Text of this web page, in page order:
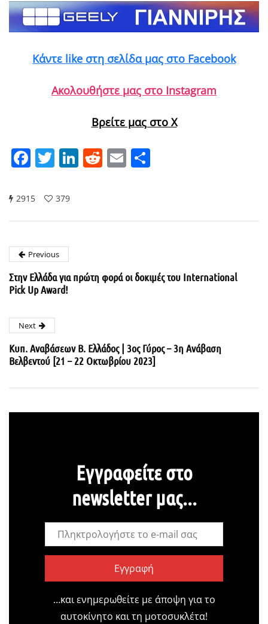
Κάντε like στη σελίδα μας στο Facebook
Ακολουθήστε μας στο Instagram
Βρείτε μας στο X
Facebook
Twitter
LinkedIn
Reddit
Email
2915 379
Previous
Στην Ελλάδα για πρώτη φορά οι δοκιμές του International
Pick Up Award!
Next
Κυπ. Αναβάσεων Β. Ελλάδος | 3ος Γύρος – 3η Ανάβαση
Βελβεντού [21 – 22 Οκτωβρίου 2023]
Εγγραφείτε στο
newsletter μας...
Εγγραφή
…και ενημερωθείτε με άποψη για το
αυτοκίνητο και τη μοτοσυκλέτα!